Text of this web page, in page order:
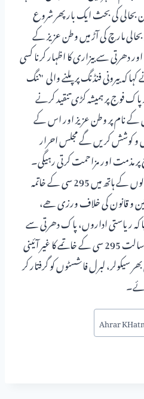
بحالی کی بحث ایک بار پھر شروع
مارچ کی آڑ میں وطن عزیز کے
دھرتی سے بیزاری کا اظہار کرنا کسی
بیرونی فنڈنگ پر پلنے والی "ننگ
فوج پر ہمیشہ کڑی تنقید کرنے
کے نام پر وطن عزیز اور اس کے
کوشش کریں گے مجلس احرار
مذمت اور مزاحمت کرتی رہیگی۔
انہوں نے کہا کہ "سرخ مارچ” والوں کے ہاتھ میں 295 سی کے خاتمہ
و قانون کی خلاف ورزی ھے،
ریاستی اداروں، پاک دھرتی سے
اظہار بیزاری اور قانون ناموس رسالت 295 سی کے خاتمے کا غیر آئینی
سیکولر، لبرل فاشسٹوں کو گرفتار کر
Ahrar